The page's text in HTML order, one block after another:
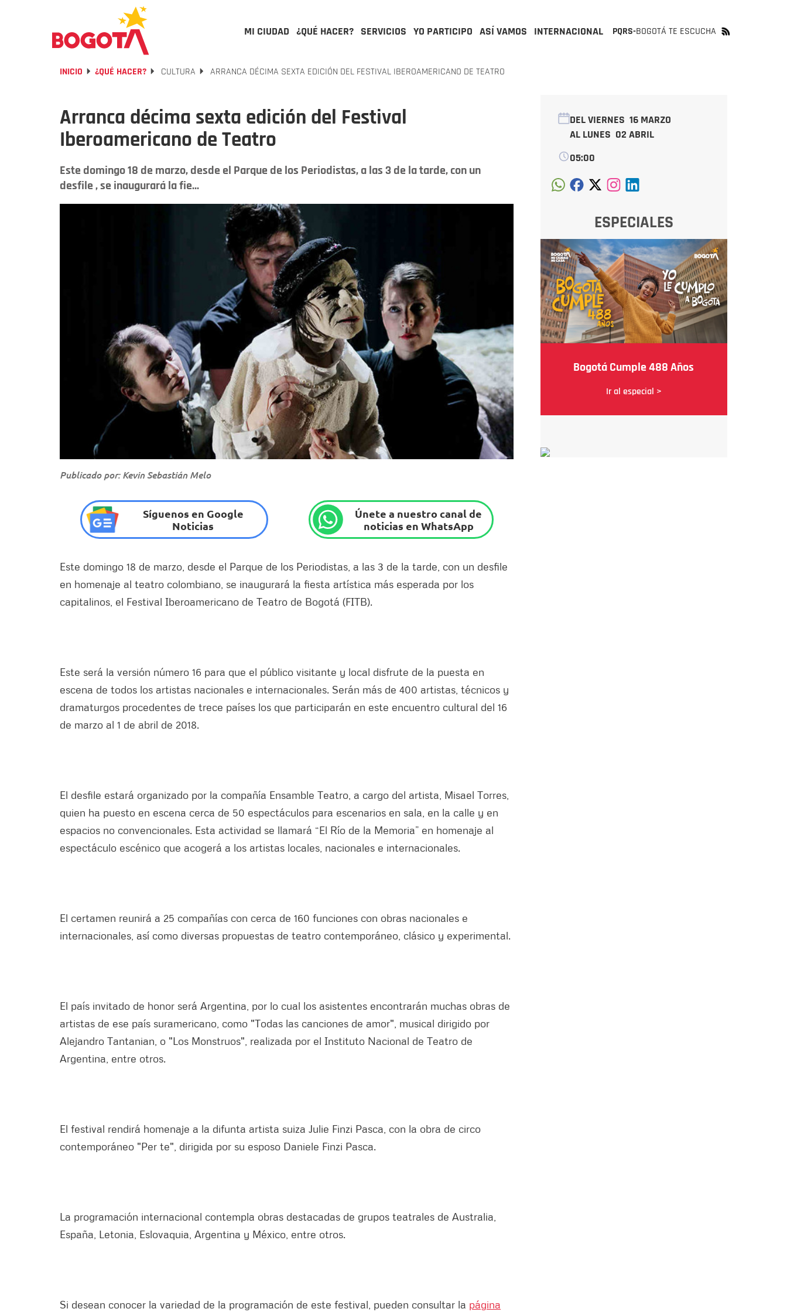
MI CIUDAD ¿QUÉ HACER? SERVICIOS YO PARTICIPO ASÍ VAMOS INTERNACIONAL PQRS-BOGOTÁ TE ESCUCHA
INICIO ¿QUÉ HACER? CULTURA ARRANCA DÉCIMA SEXTA EDICIÓN DEL FESTIVAL IBEROAMERICANO DE TEATRO
Arranca décima sexta edición del Festival
Iberoamericano de Teatro
Este domingo 18 de marzo, desde el Parque de los Periodistas, a las 3 de la tarde, con un
desfile , se inaugurará la fie...
Publicado por: Kevin Sebastián Melo
Síguenos en Google
Noticias
Únete a nuestro canal de
noticias en WhatsApp
Este domingo 18 de marzo, desde el Parque de los Periodistas, a las 3 de la tarde, con un desfile
en homenaje al teatro colombiano, se inaugurará la fiesta artística más esperada por los
capitalinos, el Festival Iberoamericano de Teatro de Bogotá (FITB).
Este será la versión número 16 para que el público visitante y local disfrute de la puesta en
escena de todos los artistas nacionales e internacionales. Serán más de 400 artistas, técnicos y
dramaturgos procedentes de trece países los que participarán en este encuentro cultural del 16
de marzo al 1 de abril de 2018.
El desfile estará organizado por la compañía Ensamble Teatro, a cargo del artista, Misael Torres,
quien ha puesto en escena cerca de 50 espectáculos para escenarios en sala, en la calle y en
espacios no convencionales. Esta actividad se llamará “El Río de la Memoria” en homenaje al
espectáculo escénico que acogerá a los artistas locales, nacionales e internacionales.
El certamen reunirá a 25 compañías con cerca de 160 funciones con obras nacionales e
internacionales, así como diversas propuestas de teatro contemporáneo, clásico y experimental.
El país invitado de honor será Argentina, por lo cual los asistentes encontrarán muchas obras de
artistas de ese país suramericano, como "Todas las canciones de amor", musical dirigido por
Alejandro Tantanian, o "Los Monstruos", realizada por el Instituto Nacional de Teatro de
Argentina, entre otros.
El festival rendirá homenaje a la difunta artista suiza Julie Finzi Pasca, con la obra de circo
contemporáneo "Per te", dirigida por su esposo Daniele Finzi Pasca.
La programación internacional contempla obras destacadas de grupos teatrales de Australia,
España, Letonia, Eslovaquia, Argentina y México, entre otros.
Si desean conocer la variedad de la programación de este festival, pueden consultar la página
DEL VIERNES 16 MARZO
AL LUNES 02 ABRIL
05:00
ESPECIALES
Bogotá Cumple 488 Años
Ir al especial >